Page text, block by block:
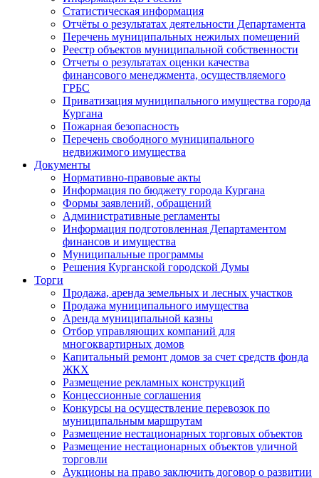
Статистическая информация
Отчёты о результатах деятельности Департамента
Перечень муниципальных нежилых помещений
Реестр объектов муниципальной собственности
Отчеты о результатах оценки качества
финансового менеджмента, осуществляемого
ГРБС
Приватизация муниципального имущества города
Кургана
Пожарная безопасность
Перечень свободного муниципального
недвижимого имущества
Документы
Нормативно-правовые акты
Информация по бюджету города Кургана
Формы заявлений, обращений
Административные регламенты
Информация подготовленная Департаментом
финансов и имущества
Муниципальные программы
Решения Курганской городской Думы
Торги
Продажа, аренда земельных и лесных участков
Продажа муниципального имущества
Аренда муниципальной казны
Отбор управляющих компаний для
многоквартирных домов
Капитальный ремонт домов за счет средств фонда
ЖКХ
Размещение рекламных конструкций
Концессионные соглашения
Конкурсы на осуществление перевозок по
муниципальным маршрутам
Размещение нестационарных торговых объектов
Размещение нестационарных объектов уличной
торговли
Аукционы на право заключить договор о развитии